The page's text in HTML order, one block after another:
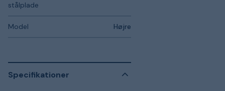
stålplade
Model Højre
Specifikationer